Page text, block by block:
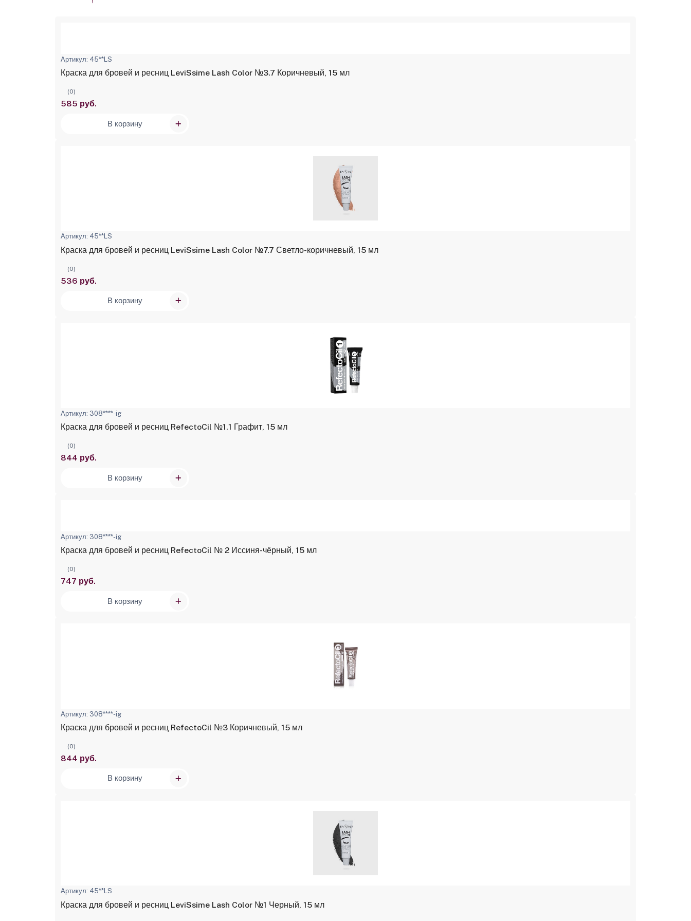
Артикул: 45**LS
Краска для бровей и ресниц LeviSsime Lash Color №3.7 Коричневый, 15 мл
(0)
585 руб.
В корзину
Артикул: 45**LS
Краска для бровей и ресниц LeviSsime Lash Color №7.7 Светло-коричневый, 15 мл
(0)
536 руб.
В корзину
Артикул: 308****-ig
Краска для бровей и ресниц RefectoCil №1.1 Графит, 15 мл
(0)
844 руб.
В корзину
Артикул: 308****-ig
Краска для бровей и ресниц RefectoCil № 2 Иссиня-чёрный, 15 мл
(0)
747 руб.
В корзину
Артикул: 308****-ig
Краска для бровей и ресниц RefectoCil №3 Коричневый, 15 мл
(0)
844 руб.
В корзину
Артикул: 45**LS
Краска для бровей и ресниц LeviSsime Lash Color №1 Черный, 15 мл